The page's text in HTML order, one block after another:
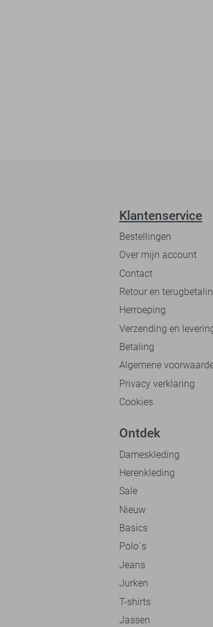
Klantenservice
Bestellingen
Over mijn account
Contact
Retour en
Herroeping
Verzending en
Betaling
Algemene
Privacy verklaring
Cookies
Ontdek
Dameskleding
Herenkleding
Sale
Nieuw
Basics
Polo`s
Jeans
Jurken
T-shirts
Jassen